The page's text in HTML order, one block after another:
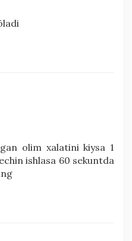
olim xalatini kiysa 1
ishlasa 60 sekuntda